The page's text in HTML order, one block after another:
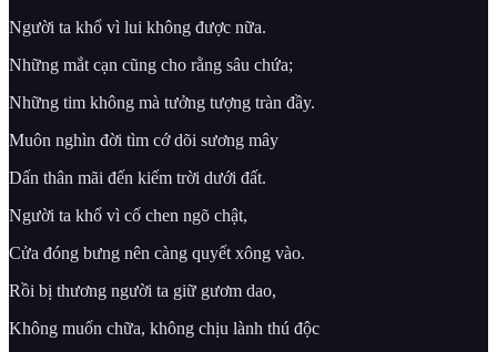
Người ta khổ vì lui không được nữa.
Những mắt cạn cũng cho rằng sâu chứa;
Những tim không mà tưởng tượng tràn đầy.
Muôn nghìn đời tìm cớ dõi sương mây
Dấn thân mãi đến kiếm trời dưới đất.
Người ta khổ vì cố chen ngõ chật,
Cửa đóng bưng nên càng quyết xông vào.
Rồi bị thương người ta giữ gươm dao,
Không muốn chữa, không chịu lành thú độc